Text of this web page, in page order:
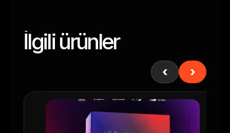
İlgili ürünler
‹ ›